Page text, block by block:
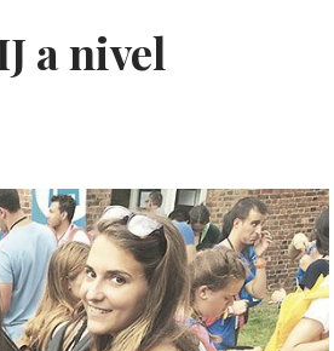
a nivel